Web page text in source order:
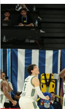
email